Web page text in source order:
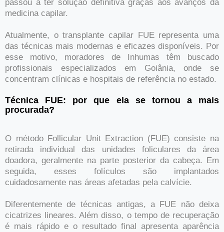
passou a ter solução definitiva graças aos avanços da
medicina capilar.
Atualmente, o transplante capilar FUE representa uma
das técnicas mais modernas e eficazes disponíveis. Por
esse motivo, moradores de Inhumas têm buscado
profissionais especializados em Goiânia, onde se
concentram clínicas e hospitais de referência no estado.
Técnica FUE: por que ela se tornou a mais
procurada?
O método Follicular Unit Extraction (FUE) consiste na
retirada individual das unidades foliculares da área
doadora, geralmente na parte posterior da cabeça. Em
seguida, esses folículos são implantados
cuidadosamente nas áreas afetadas pela calvície.
Diferentemente de técnicas antigas, a FUE não deixa
cicatrizes lineares. Além disso, o tempo de recuperação
é mais rápido e o resultado final apresenta aparência